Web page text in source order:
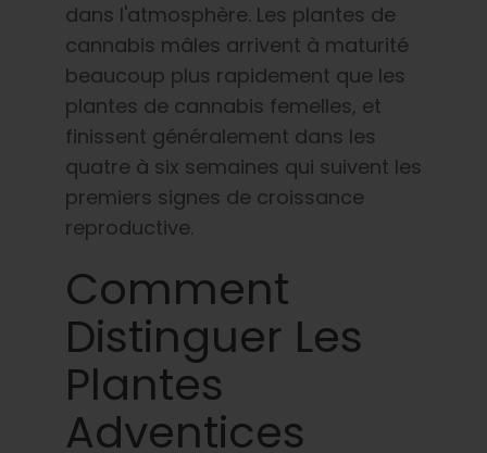
dans l'atmosphère. Les plantes de
cannabis mâles arrivent à maturité
beaucoup plus rapidement que les
plantes de cannabis femelles, et
finissent généralement dans les
quatre à six semaines qui suivent les
premiers signes de croissance
reproductive.
Comment
Distinguer Les
Plantes
Adventices